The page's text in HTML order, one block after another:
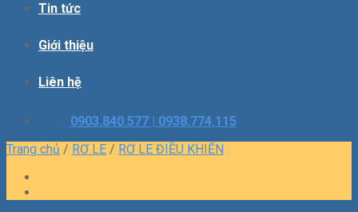
Tin tức
Giới thiệu
Liên hệ
0903.840.577 | 0938.774.115
Trang chủ / RƠ LE / RƠ LE ĐIỀU KHIỂN